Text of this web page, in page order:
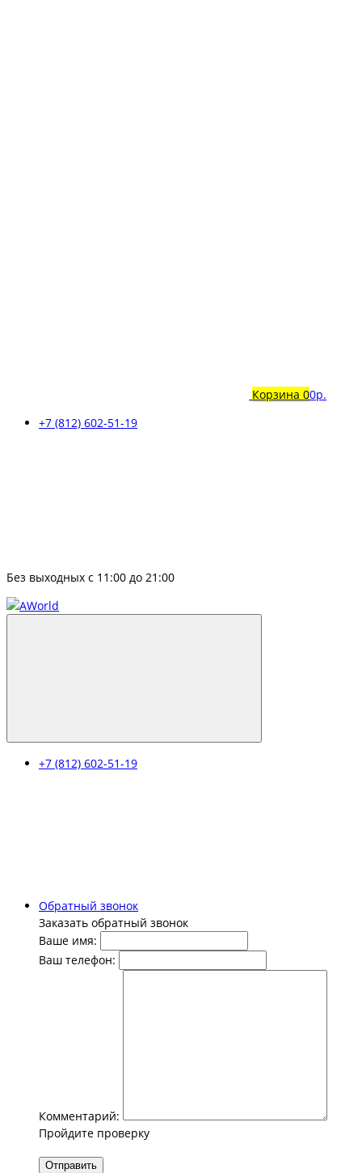
Корзина 00р.
+7 (812) 602-51-19
Без выходных с 11:00 до 21:00
+7 (812) 602-51-19
Обратный звонок
Заказать обратный звонок
Ваше имя:
Ваш телефон:
Комментарий:
Пройдите проверку
Отправить